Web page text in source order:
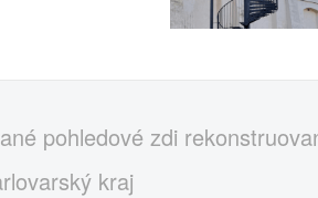
pohledové zdi
kraj